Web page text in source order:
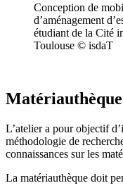
Conception de
d’aménagement
étudiant de la Cité
Toulouse © isdaT
Matériauthèque
L’atelier a pour objectif
méthodologie de
connaissances sur les
La matériauthèque doit